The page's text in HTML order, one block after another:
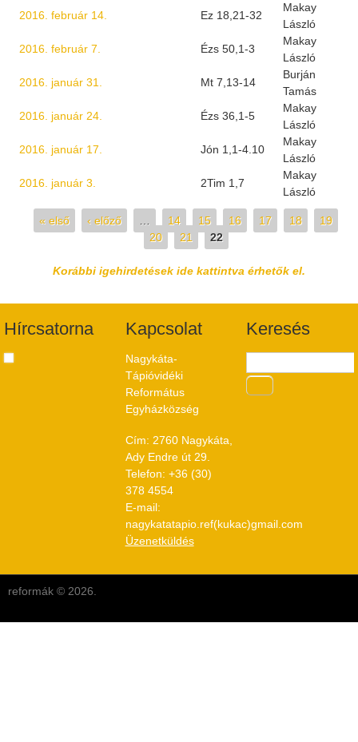
2016. február 14.
Ez 18,21-32
Makay
László
2016. február 7.
Ézs 50,1-3
Makay
László
2016. január 31.
Mt 7,13-14
Burján
Tamás
2016. január 24.
Ézs 36,1-5
Makay
László
2016. január 17.
Jón 1,1-4.10
Makay
László
2016. január 3.
2Tim 1,7
Makay
László
Oldalak
« első ‹ előző 14 15 16 17 18
19
20
21 22
Korábbi igehirdetések ide kattintva érhetők el.
Hírcsatorna Kapcsolat
Nagykáta-
Tápióvidéki
Református
Egyházközség
Cím: 2760 Nagykáta,
Ady Endre út 29.
Telefon: +36 (30)
378 4554
E-mail:
nagykatatapio.ref(kukac)gmail.com
Üzenetküldés
Keresés
reformák © 2026.